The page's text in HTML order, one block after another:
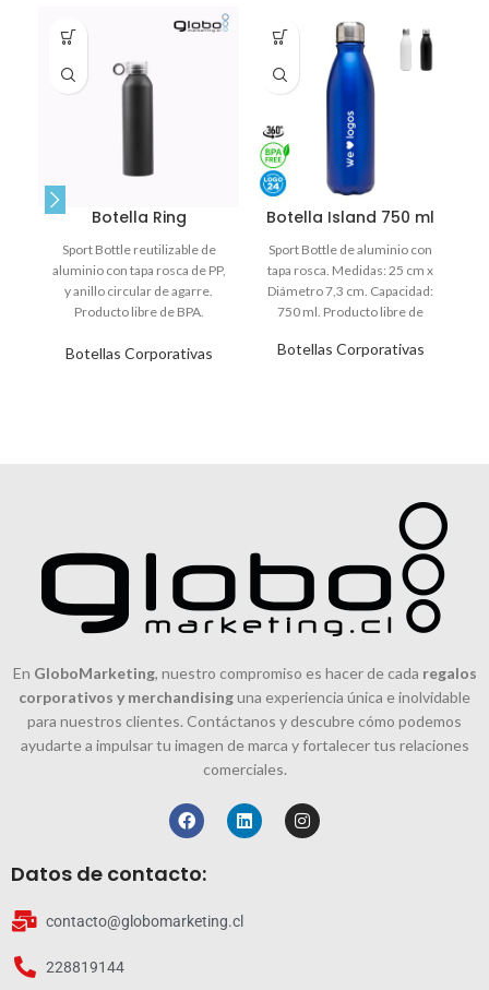
Botella Ring
Botellas Corporativas
Sport Bottle reutilizable de
aluminio con tapa rosca de PP,
y anillo circular de agarre.
Producto libre de BPA.
Botella Island 750 ml
Botellas Corporativas
Sport Bottle de aluminio con
tapa rosca. Medidas: 25 cm x
Diámetro 7,3 cm. Capacidad:
750 ml. Producto libre de
En GloboMarketing, nuestro compromiso es hacer de cada regalos
corporativos y merchandisinguna experiencia única e inolvidable
para nuestros clientes. Contáctanos y descubre cómo podemos
ayudarte a impulsar tu imagen de marca y fortalecer tus relaciones
comerciales.
Datos de contacto:
contacto@globomarketing.cl
228819144